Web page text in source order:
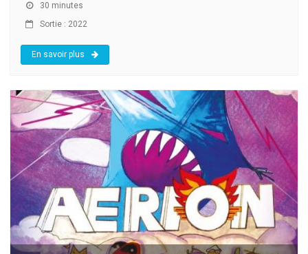
30 minutes
Sortie : 2022
En savoir plus